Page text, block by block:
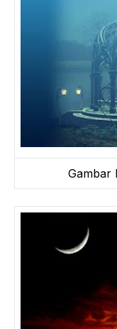
Gambar